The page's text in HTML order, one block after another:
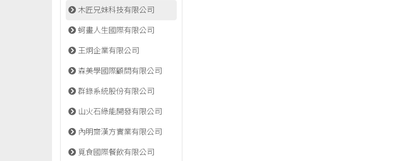
木匠兄妹科技有限公司
蚵畫人生國際有限公司
王炯企業有限公司
森美學國際顧問有限公司
群錄系統股份有限公司
山火石綠能開發有限公司
內明齋漢方實業有限公司
覓食國際餐飲有限公司